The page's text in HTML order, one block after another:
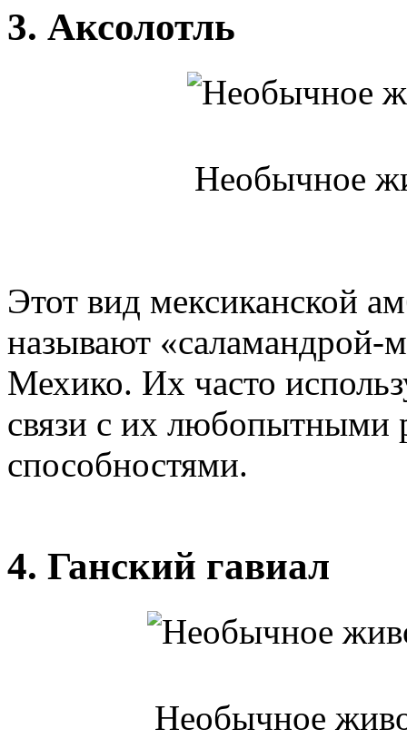
3. Аксолотль
Необычное
Этот вид мексиканской
называют «саламандрой-
Мехико. Их часто
связи с их любопытными
способностями.
4. Ганский гавиал
Необычное